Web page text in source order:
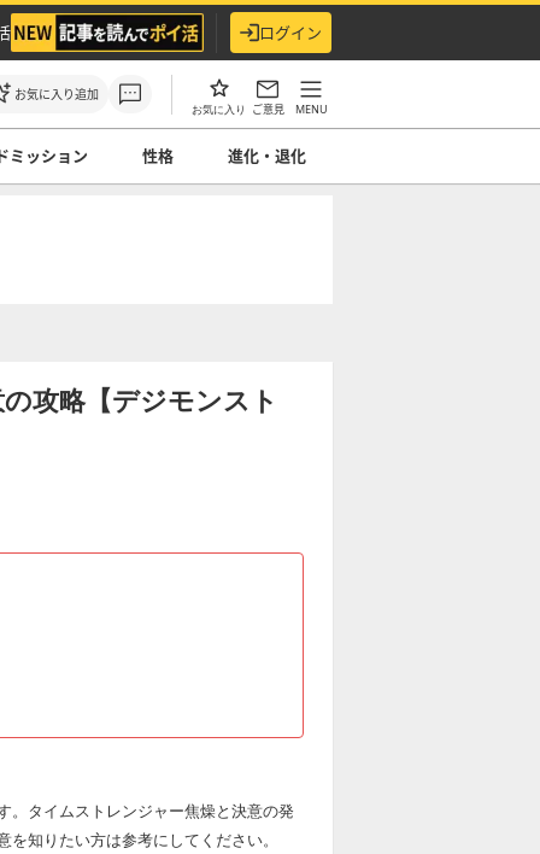
ログイン
お気に入り追加
お気に入り ご意見 MENU
ミッション 性格 進化・退化
攻略【デジモンスト
。タイムストレンジャー焦燥と決意の発
知りたい方は参考にしてください。